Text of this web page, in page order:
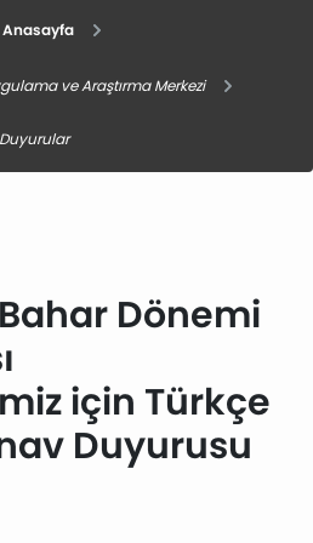
Anasayfa
ve Araştırma Merkezi
Duyurular
Dönemi
için Türkçe
Duyurusu